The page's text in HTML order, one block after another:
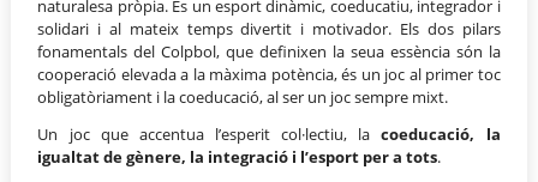
naturalesa pròpia. És un esport dinàmic, coeducatiu, integrador i
solidari i al mateix temps divertit i motivador. Els dos pilars
fonamentals del Colpbol, que definixen la seua essència són la
cooperació elevada a la màxima potència, és un joc al primer toc
obligatòriament i la coeducació, al ser un joc sempre mixt.
Un joc que accentua l’esperit col·lectiu, la coeducació, la
igualtat de gènere, la integració i l’esport per a tots.